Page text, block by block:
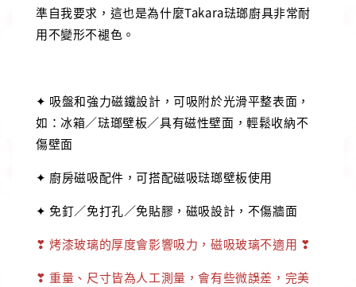
準自我要求，這也是為什麼Takara琺瑯廚具非常耐
用不變形不褪色。
✦ 吸盤和強力磁鐵設計，可吸附於光滑平整表面，
如：冰箱／琺瑯壁板／具有磁性壁面，輕鬆收納不
傷壁面
✦ 廚房磁吸配件，可搭配磁吸琺瑯壁板使用
✦ 免釘／免打孔／免貼膠，磁吸設計，不傷牆面
❣ 烤漆玻璃的厚度會影響吸力，磁吸玻璃不適用 ❣
❣ 重量、尺寸皆為人工測量，會有些微誤差，完美